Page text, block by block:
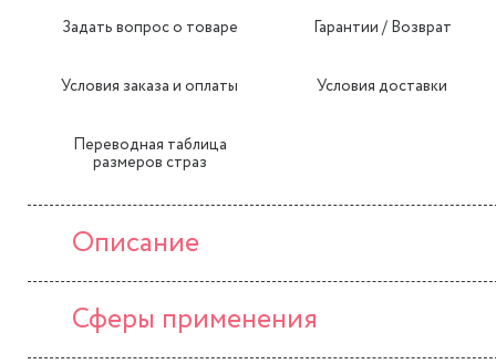
Задать вопрос о товаре Гарантии / Возврат
Условия заказа и оплаты Условия доставки
Переводная таблица
размеров страз
Описание
Сферы применения